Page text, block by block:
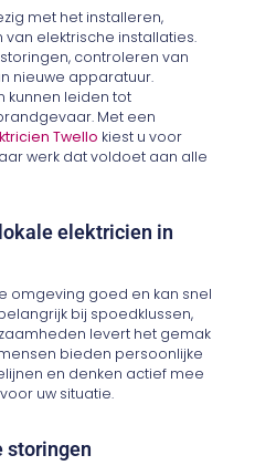
met het installeren,
elektrische installaties.
controleren van
nieuwe apparatuur.
kunnen leiden tot
Met een
Twello kiest u voor
werk dat voldoet aan alle
elektricien in
omgeving goed en kan snel
bij spoedklussen,
levert het gemak
bieden persoonlijke
en denken actief mee
uw situatie.
storingen